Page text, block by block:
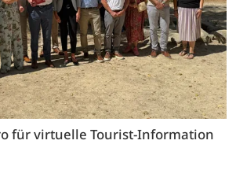
für virtuelle Tourist-Information